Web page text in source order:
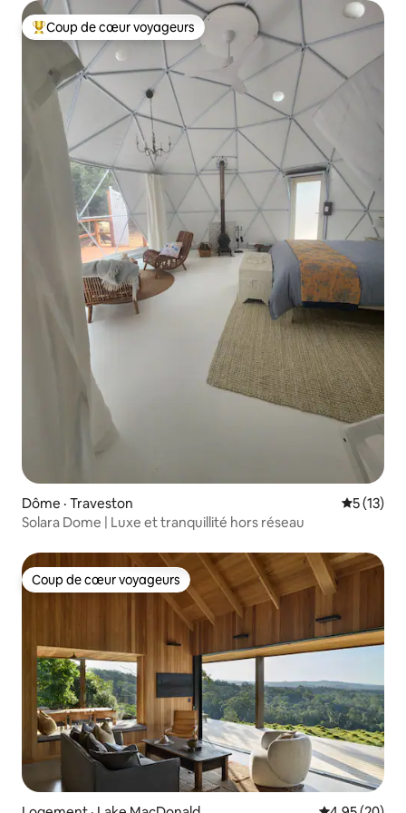
Coup de cœur voyageurs parmi les plus aimés
Coup de cœur voyageurs
Dôme · Traveston Note
5 (13)
Solara Dome | Luxe et tranquillité hors réseau
Coup de cœur voyageurs
Coup de cœur voyageurs